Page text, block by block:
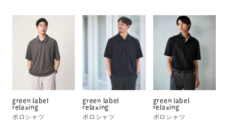
green label
relaxing
ポロシャツ
green label
relaxing
ポロシャツ
green label
relaxing
ポロシャツ